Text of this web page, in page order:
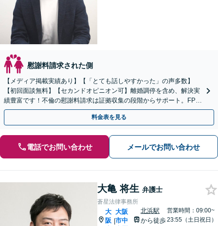
慰謝料請求された側
【メディア掲載実績あり】【「とても話しやすかった」の声多数】
【初回面談無料】【セカンドオピニオン可】離婚調停を含め、解決実
績豊富です！不倫の慰謝料請求は証拠収集の段階からサポート。FP資
格を活かし離婚後の生活設計までサポート
料金表を見る
電話でお問い合わせ メールでお問い合わせ
大亀 将生 弁護士
蒼星法律事務所
大
阪 |
大阪
市中
北浜駅
から徒歩
営業時間：09:00~
23:55（土日祝日）